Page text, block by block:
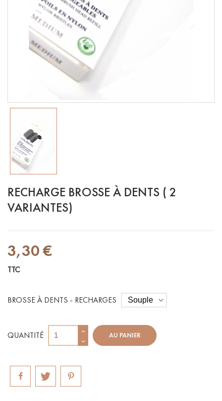
RECHARGE BROSSE À DENTS ( 2
VARIANTES)
3,30 €
TTC
BROSSE À DENTS - RECHARGES
QUANTITÉ AU PANIER